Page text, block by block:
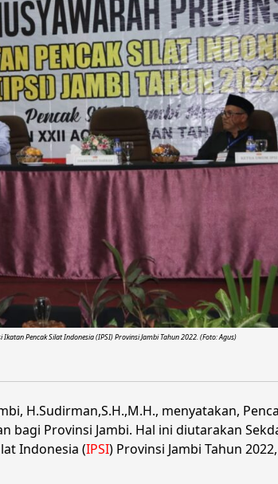
Pencak Silat Indonesia (IPSI) Provinsi Jambi Tahun 2022. (Foto: Agus)
H.Sudirman,S.H.,M.H., menyatakan,
bagi Provinsi Jambi. Hal ini diutarakan
Indonesia (IPSI) Provinsi Jambi Tahun